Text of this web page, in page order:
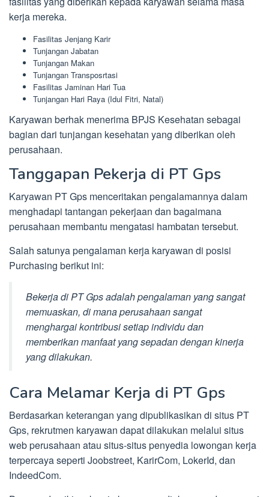
kerja mereka.
Fasilitas Jenjang Karir
Tunjangan Jabatan
Tunjangan Makan
Tunjangan Transposrtasi
Fasilitas Jaminan Hari Tua
Tunjangan Hari Raya (Idul Fitri, Natal)
Karyawan berhak menerima BPJS Kesehatan sebagai
bagian dari tunjangan kesehatan yang diberikan oleh
perusahaan.
Tanggapan Pekerja di PT Gps
Karyawan PT Gps menceritakan pengalamannya dalam
menghadapi tantangan pekerjaan dan bagaimana
perusahaan membantu mengatasi hambatan tersebut.
Salah satunya pengalaman kerja karyawan di posisi
Purchasing berikut ini:
Bekerja di PT Gps adalah pengalaman yang sangat
memuaskan, di mana perusahaan sangat
menghargai kontribusi setiap individu dan
memberikan manfaat yang sepadan dengan kinerja
yang dilakukan.
Cara Melamar Kerja di PT Gps
Berdasarkan keterangan yang dipublikasikan di situs PT
Gps, rekrutmen karyawan dapat dilakukan melalui situs
web perusahaan atau situs-situs penyedia lowongan kerja
terpercaya seperti Joobstreet, KarirCom, LokerId, dan
IndeedCom.